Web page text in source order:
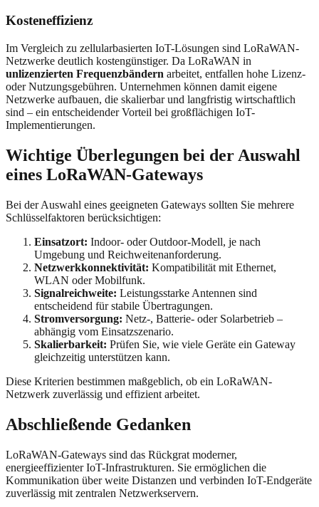
Kosteneffizienz
Im Vergleich zu zellularbasierten IoT-Lösungen sind LoRaWAN-
Netzwerke deutlich kostengünstiger. Da LoRaWAN in
unlizenzierten Frequenzbändern arbeitet, entfallen hohe Lizenz-
oder Nutzungsgebühren. Unternehmen können damit eigene
Netzwerke aufbauen, die skalierbar und langfristig wirtschaftlich
sind – ein entscheidender Vorteil bei großflächigen IoT-
Implementierungen.
Wichtige Überlegungen bei der Auswahl
eines LoRaWAN-Gateways
Bei der Auswahl eines geeigneten Gateways sollten Sie mehrere
Schlüsselfaktoren berücksichtigen:
Einsatzort: Indoor- oder Outdoor-Modell, je nach
Umgebung und Reichweitenanforderung.
Netzwerkkonnektivität: Kompatibilität mit Ethernet,
WLAN oder Mobilfunk.
Signalreichweite: Leistungsstarke Antennen sind
entscheidend für stabile Übertragungen.
Stromversorgung: Netz-, Batterie- oder Solarbetrieb –
abhängig vom Einsatzszenario.
Skalierbarkeit: Prüfen Sie, wie viele Geräte ein Gateway
gleichzeitig unterstützen kann.
Diese Kriterien bestimmen maßgeblich, ob ein LoRaWAN-
Netzwerk zuverlässig und effizient arbeitet.
Abschließende Gedanken
LoRaWAN-Gateways sind das Rückgrat moderner,
energieeffizienter IoT-Infrastrukturen. Sie ermöglichen die
Kommunikation über weite Distanzen und verbinden IoT-Endgeräte
zuverlässig mit zentralen Netzwerkservern.